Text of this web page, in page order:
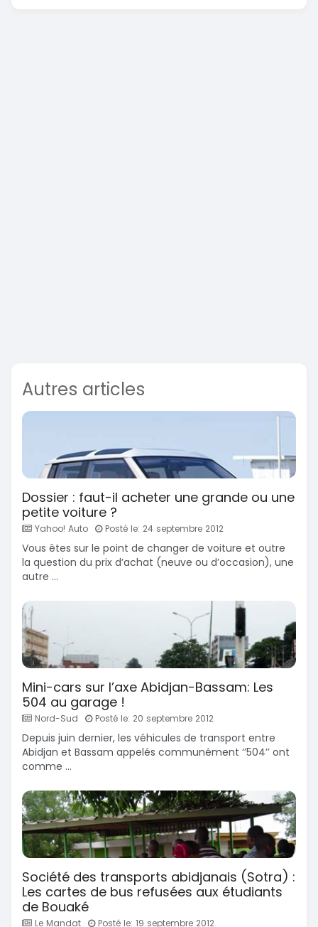
Autres articles
Dossier : faut-il acheter une grande ou une
petite voiture ?
Yahoo! Auto Posté le: 24 septembre 2012
Vous êtes sur le point de changer de voiture et outre
la question du prix d’achat (neuve ou d’occasion), une
autre ...
Mini-cars sur l’axe Abidjan-Bassam: Les
504 au garage !
Nord-Sud Posté le: 20 septembre 2012
Depuis juin dernier, les véhicules de transport entre
Abidjan et Bassam appelés communément ‘’504’’ ont
comme ...
Société des transports abidjanais (Sotra) :
Les cartes de bus refusées aux étudiants
de Bouaké
Le Mandat Posté le: 19 septembre 2012